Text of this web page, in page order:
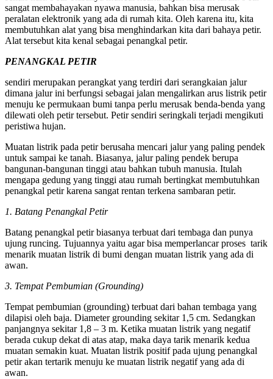
sangat membahayakan nyawa manusia, bahkan bisa merusak
peralatan elektronik yang ada di rumah kita. Oleh karena itu, kita
membutuhkan alat yang bisa menghindarkan kita dari bahaya petir.
Alat tersebut kita kenal sebagai penangkal petir.
PENANGKAL PETIR
sendiri merupakan perangkat yang terdiri dari serangkaian jalur
dimana jalur ini berfungsi sebagai jalan mengalirkan arus listrik petir
menuju ke permukaan bumi tanpa perlu merusak benda-benda yang
dilewati oleh petir tersebut. Petir sendiri seringkali terjadi mengikuti
peristiwa hujan.
Muatan listrik pada petir berusaha mencari jalur yang paling pendek
untuk sampai ke tanah. Biasanya, jalur paling pendek berupa
bangunan-bangunan tinggi atau bahkan tubuh manusia. Itulah
mengapa gedung yang tinggi atau rumah bertingkat membutuhkan
penangkal petir karena sangat rentan terkena sambaran petir.
1. Batang Penangkal Petir
Batang penangkal petir biasanya terbuat dari tembaga dan punya
ujung runcing. Tujuannya yaitu agar bisa memperlancar proses tarik
menarik muatan listrik di bumi dengan muatan listrik yang ada di
awan.
3. Tempat Pembumian (Grounding)
Tempat pembumian (grounding) terbuat dari bahan tembaga yang
dilapisi oleh baja. Diameter grounding sekitar 1,5 cm. Sedangkan
panjangnya sekitar 1,8 – 3 m. Ketika muatan listrik yang negatif
berada cukup dekat di atas atap, maka daya tarik menarik kedua
muatan semakin kuat. Muatan listrik positif pada ujung penangkal
petir akan tertarik menuju ke muatan listrik negatif yang ada di
awan.